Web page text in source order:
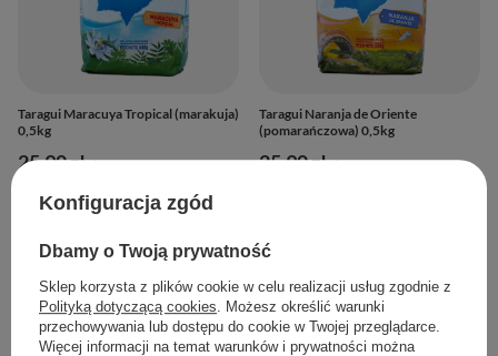
Taragui Maracuya Tropical (marakuja)
0,5kg
25,90 zł / szt.
Taragui Naranja de Oriente
(pomarańczowa) 0,5kg
25,90 zł / szt.
Konfiguracja zgód
Dbamy o Twoją prywatność
Sklep korzysta z plików cookie w celu realizacji usług zgodnie z
Polityką dotyczącą cookies . Możesz określić warunki
przechowywania lub dostępu do cookie w Twojej przeglądarce.
Więcej informacji na temat warunków i prywatności można